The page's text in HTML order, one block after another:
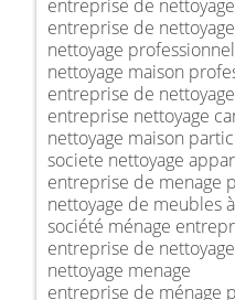
entreprise de
entreprise de
nettoyage
nettoyage maison
entreprise de
entreprise nettoyage
nettoyage maison
societe nettoyage
entreprise de menage
nettoyage de meubles
société ménage
entreprise de
nettoyage menage
entreprise de ménage